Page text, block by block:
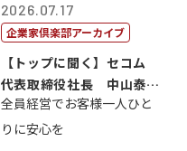
2026.07.17
企業家倶楽部アーカイブ
【トップに聞く】セコム
代表取締役社長 中山泰
男
全員経営でお客様一人ひと
りに安心を